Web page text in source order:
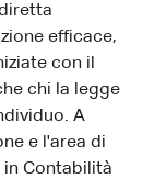
efficace,
con il
chi la legge
A
e l'area di
in Contabilità